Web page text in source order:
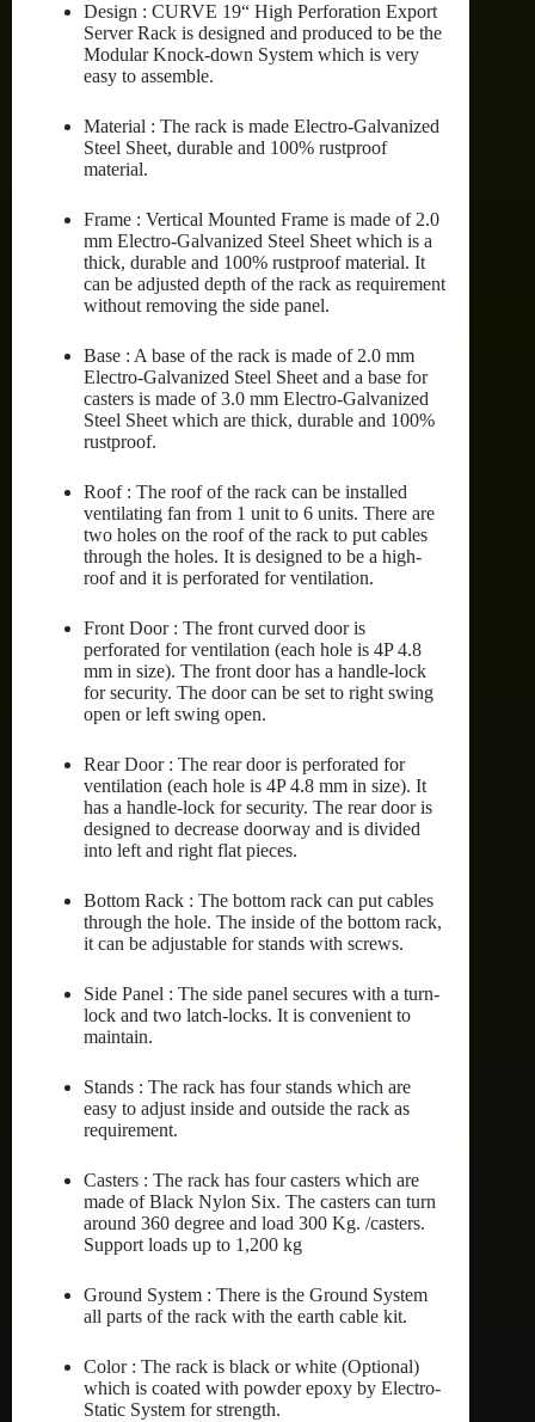
Design : CURVE 19“ High Perforation Export
Server Rack is designed and produced to be the
Modular Knock-down System which is very
easy to assemble.
Material : The rack is made Electro-Galvanized
Steel Sheet, durable and 100% rustproof
material.
Frame : Vertical Mounted Frame is made of 2.0
mm Electro-Galvanized Steel Sheet which is a
thick, durable and 100% rustproof material. It
can be adjusted depth of the rack as requirement
without removing the side panel.
Base : A base of the rack is made of 2.0 mm
Electro-Galvanized Steel Sheet and a base for
casters is made of 3.0 mm Electro-Galvanized
Steel Sheet which are thick, durable and 100%
rustproof.
Roof : The roof of the rack can be installed
ventilating fan from 1 unit to 6 units. There are
two holes on the roof of the rack to put cables
through the holes. It is designed to be a high-
roof and it is perforated for ventilation.
Front Door : The front curved door is
perforated for ventilation (each hole is 4P 4.8
mm in size). The front door has a handle-lock
for security. The door can be set to right swing
open or left swing open.
Rear Door : The rear door is perforated for
ventilation (each hole is 4P 4.8 mm in size). It
has a handle-lock for security. The rear door is
designed to decrease doorway and is divided
into left and right flat pieces.
Bottom Rack : The bottom rack can put cables
through the hole. The inside of the bottom rack,
it can be adjustable for stands with screws.
Side Panel : The side panel secures with a turn-
lock and two latch-locks. It is convenient to
maintain.
Stands : The rack has four stands which are
easy to adjust inside and outside the rack as
requirement.
Casters : The rack has four casters which are
made of Black Nylon Six. The casters can turn
around 360 degree and load 300 Kg. /casters.
Support loads up to 1,200 kg
Ground System : There is the Ground System
all parts of the rack with the earth cable kit.
Color : The rack is black or white (Optional)
which is coated with powder epoxy by Electro-
Static System for strength.